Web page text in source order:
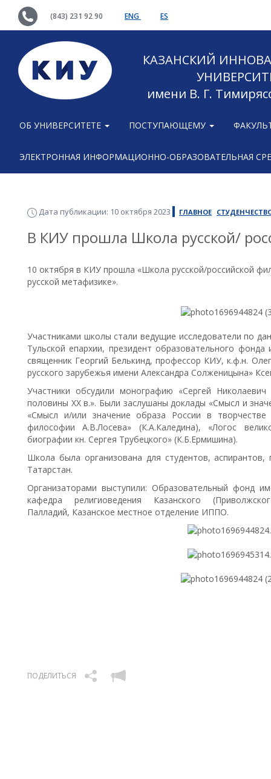
(843) 231 92 90 ENG ES
КАЗАНСКИЙ
имени В. Г.
ОБ УНИВЕРСИТЕТЕ ПОСТУПАЮЩЕМУ
ЭЛЕКТРОННАЯ ИНФОРМАЦИОННО-ОБРАЗОВАТЕЛЬНАЯ
Дата публикации: 10 октября 2023 ГЛАВНОЕ
В КИУ прошла Школа русской/
10 октября в КИУ прошла «Школа русской/российской
русской метафизике».
Участниками школы стали ведущие исследователи по
Тульской епархии, президент образовательного
священник Георгий Белькинд, профессор КИУ, к.ф.н.
русского зарубежья имени Александра Солженицына»
Участники обсудили монографию «Сергей
половины XX в.». Были заслушаны доклады «Смысл и
«Смысл и/или значение образа России в
философии А.В.Лосева» (К.А.Каледина), «Логос
биографии кн. Сергея Трубецкого» (К.Б.Ермишина).
Школа была организована для студентов,
Татарстан.
Организаторами выступили: Образовательный фонд
кафедра религиоведения Казанского
Палладий, Казанское местное отделение ИППО.
ПОДЕЛИТЬСЯ